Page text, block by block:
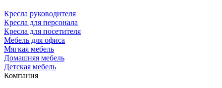
Кресла руководителя
Кресла для персонала
Кресла для посетителя
Мебель для офиса
Мягкая мебель
Домашняя мебель
Детская мебель
Компания